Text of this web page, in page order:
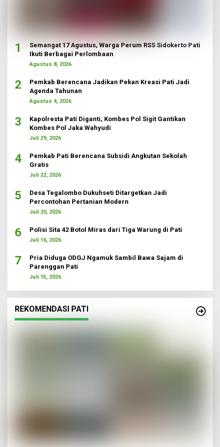
1
Semangat 17 Agustus, Warga Perum RSS Sidokerto Pati
Ikuti Berbagai Perlombaan
Agustus 8, 2026
2
Pemkab Berencana Jadikan Pekan Kreasi Pati Jadi
Agenda Tahunan
Agustus 4, 2026
3
Kapolresta Pati Diganti, Kombes Pol Sigit Gantikan
Kombes Pol Jaka Wahyudi
Juli 29, 2026
4
Pemkab Pati Berencana Subsidi Angkutan Sekolah
Gratis
Juli 22, 2026
5
Desa Tegalombo Dukuhseti Ditargetkan Jadi
Percontohan Pertanian Modern
Juli 20, 2026
6 Polisi Sita 42 Botol Miras dari Tiga Warung di Pati
Juli 16, 2026
7
Pria Diduga ODGJ Ngamuk Sambil Bawa Sajam di
Parenggan Pati
Juli 15, 2026
REKOMENDASI PATI